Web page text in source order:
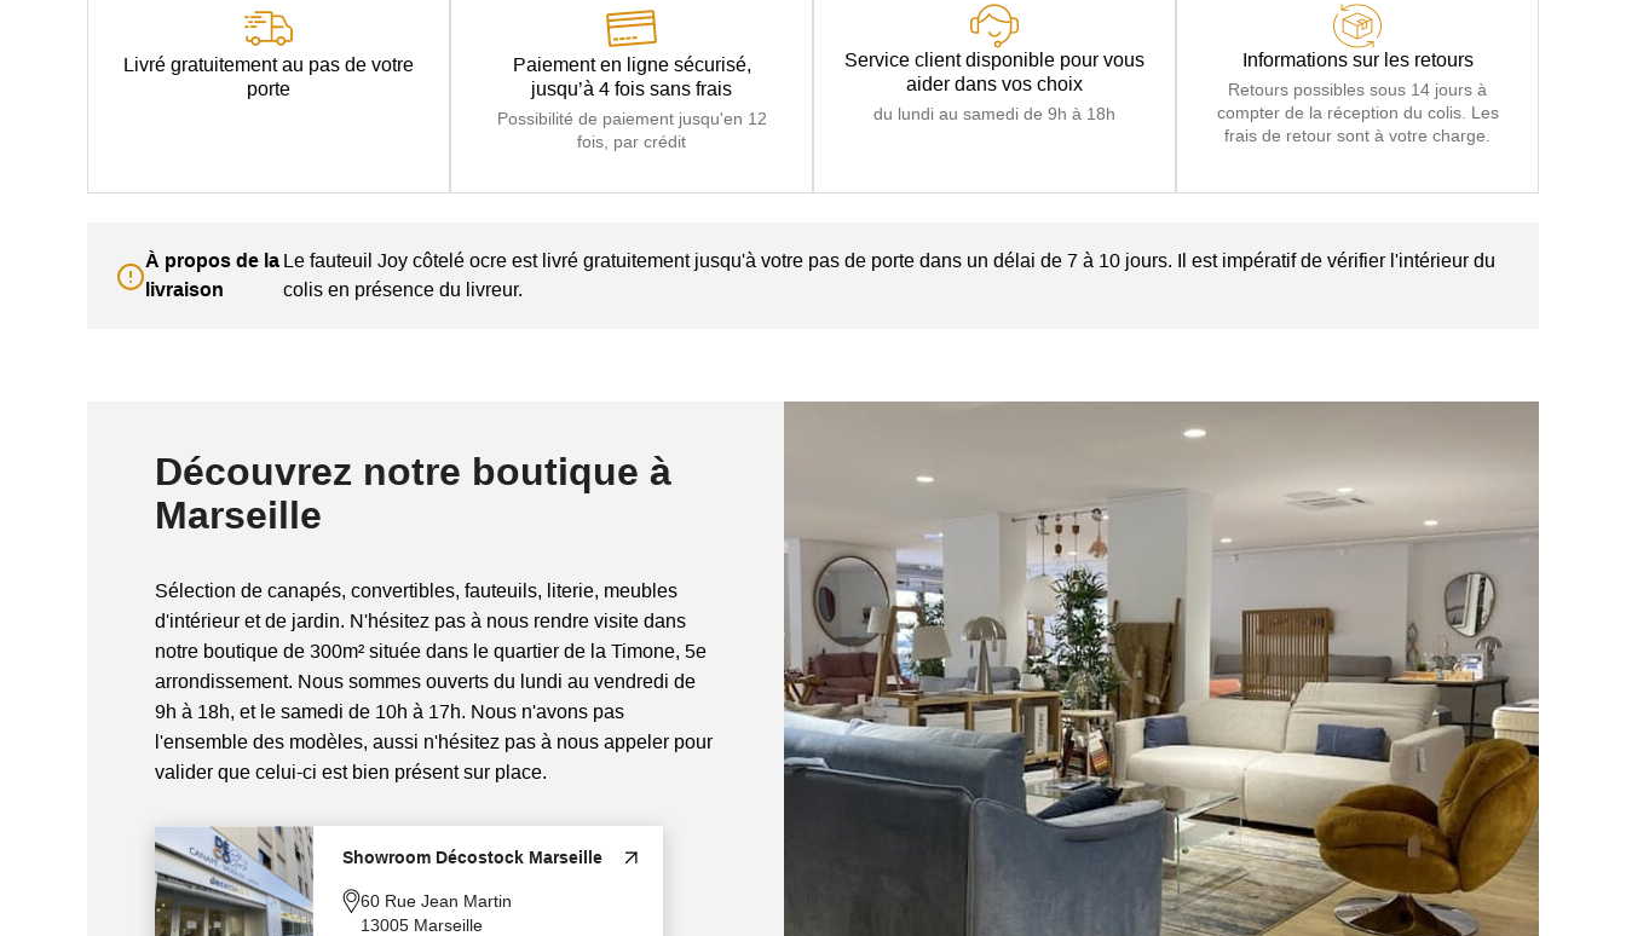
Livré gratuitement au pas de votre
porte
Paiement en ligne sécurisé,
jusqu’à 4 fois sans frais
Possibilité de paiement jusqu'en 12
fois, par crédit
Service client disponible pour vous
aider dans vos choix
du lundi au samedi de 9h à 18h
Informations sur les retours
Retours possibles sous 14 jours à
compter de la réception du colis. Les
frais de retour sont à votre charge.
À propos de la
livraison
Le fauteuil Joy côtelé ocre est livré gratuitement jusqu'à votre pas de porte dans un délai de 7 à 10 jours. Il est impératif de vérifier l'intérieur du
colis en présence du livreur.
Découvrez notre boutique à
Marseille
Sélection de canapés, convertibles, fauteuils, literie, meubles
d'intérieur et de jardin. N'hésitez pas à nous rendre visite dans
notre boutique de 300m² située dans le quartier de la Timone, 5e
arrondissement. Nous sommes ouverts du lundi au vendredi de
9h à 18h, et le samedi de 10h à 17h. Nous n'avons pas
l'ensemble des modèles, aussi n'hésitez pas à nous appeler pour
valider que celui-ci est bien présent sur place.
Showroom Décostock Marseille
60 Rue Jean Martin
13005 Marseille